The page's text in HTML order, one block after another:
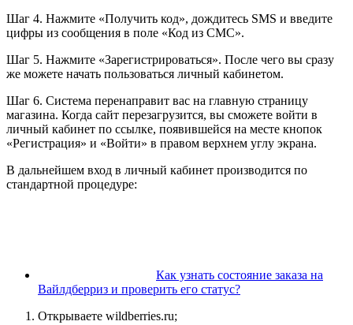
Шаг 4. Нажмите «Получить код», дождитесь SMS и введите
цифры из сообщения в поле «Код из СМС».
Шаг 5. Нажмите «Зарегистрироваться». После чего вы сразу
же можете начать пользоваться личный кабинетом.
Шаг 6. Система перенаправит вас на главную страницу
магазина. Когда сайт перезагрузится, вы сможете войти в
личный кабинет по ссылке, появившейся на месте кнопок
«Регистрация» и «Войти» в правом верхнем углу экрана.
В дальнейшем вход в личный кабинет производится по
стандартной процедуре:
Как узнать состояние заказа на
Вайлдберриз и проверить его статус?
Открываете wildberries.ru;